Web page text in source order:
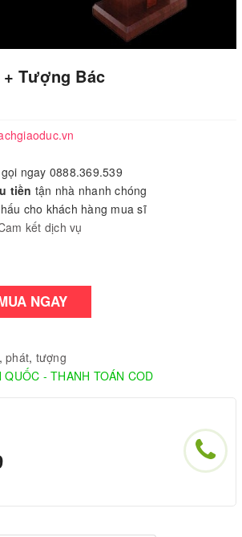
Tượng Bác
ngay 0888.369.539
tiền tận nhà nhanh chóng
cho khách hàng mua sĩ
kết dịch vụ
NGAY
, phát, tượng
QUỐC - THANH TOÁN COD